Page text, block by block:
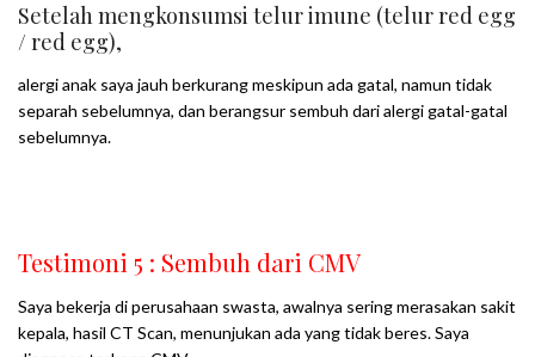
Setelah mengkonsumsi telur imune (telur red egg
/ red egg),
alergi anak saya jauh berkurang meskipun ada gatal, namun tidak
separah sebelumnya, dan berangsur sembuh dari alergi gatal-gatal
sebelumnya.
Testimoni 5 : Sembuh dari CMV
Saya bekerja di perusahaan swasta, awalnya sering merasakan sakit
kepala, hasil CT Scan, menunjukan ada yang tidak beres. Saya